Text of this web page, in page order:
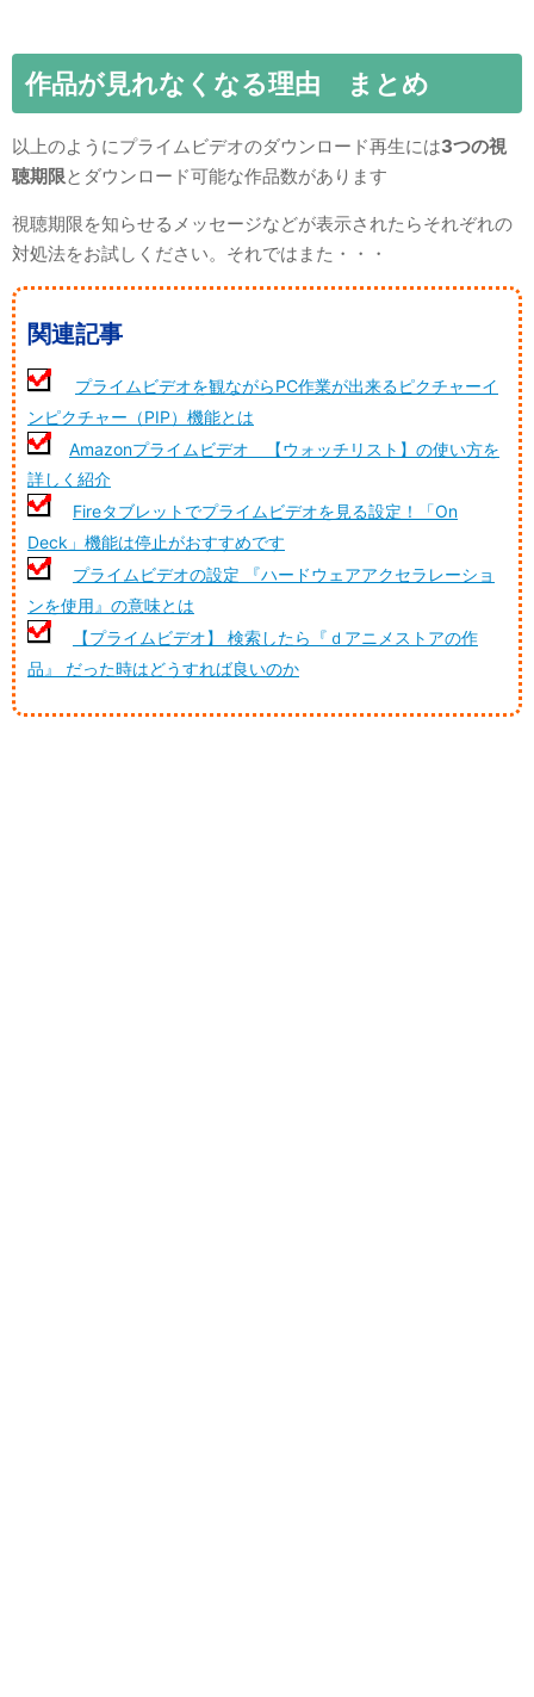
作品が見れなくなる理由 まとめ
以上のようにプライムビデオのダウンロード再生には3つの視
聴期限とダウンロード可能な作品数があります
視聴期限を知らせるメッセージなどが表示されたらそれぞれの
対処法をお試しください。それではまた・・・
関連記事
プライムビデオを観ながらPC作業が出来るピクチャーイ
ンピクチャー（PIP）機能とは
Amazonプライムビデオ 【ウォッチリスト】の使い方を
詳しく紹介
Fireタブレットでプライムビデオを見る設定！「On
Deck」機能は停止がおすすめです
プライムビデオの設定 『ハードウェアアクセラレーショ
ンを使用』の意味とは
【プライムビデオ】 検索したら『ｄアニメストアの作
品』 だった時はどうすれば良いのか